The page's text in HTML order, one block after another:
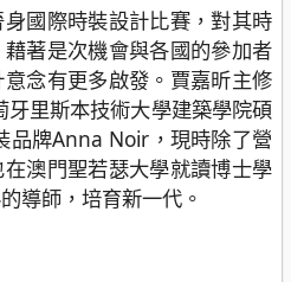
國際時裝設計比賽，對其時
著是次機會與各國的參加者
念有更多啟發。賈嘉昕主修
里斯本技術大學建築學院碩
品牌Anna Noir，現時除了營
澳門聖若瑟大學就讀博士學
導師，培育新一代。